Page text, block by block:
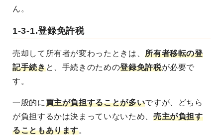
ん。
1-3-1.登録免許税
売却して所有者が変わったときは、所有者移転の登
記手続きと、手続きのための登録免許税が必要で
す。
一般的に買主が負担することが多いですが、どちら
が負担するかは決まっていないため、 売主が負担す
ることもあります。